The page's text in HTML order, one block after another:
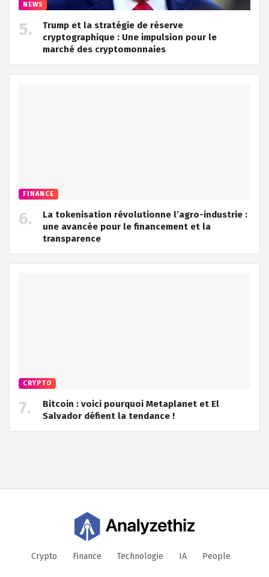
NEWS
Trump et la stratégie de réserve
cryptographique : Une impulsion pour le
marché des cryptomonnaies
FINANCE
La tokenisation révolutionne l’agro-industrie :
une avancée pour le financement et la
transparence
CRYPTO
Bitcoin : voici pourquoi Metaplanet et El
Salvador défient la tendance !
Crypto Finance Technologie IA People